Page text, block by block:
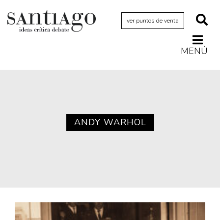
ver puntos de venta
MENÚ
ANDY WARHOL